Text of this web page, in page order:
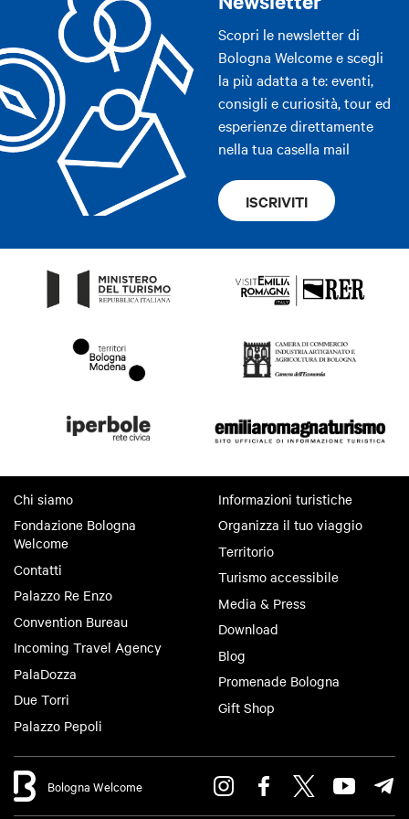
Scopri le newsletter di
Bologna Welcome e scegli
la più adatta a te: eventi,
consigli e curiosità, tour ed
esperienze direttamente
nella tua casella mail
ISCRIVITI
Chi siamo
Fondazione Bologna
Welcome
Contatti
Palazzo Re Enzo
Convention Bureau
Incoming Travel Agency
PalaDozza
Due Torri
Palazzo Pepoli
Informazioni turistiche
Organizza il tuo viaggio
Territorio
Turismo accessibile
Media & Press
Download
Blog
Promenade Bologna
Gift Shop
Bologna Welcome